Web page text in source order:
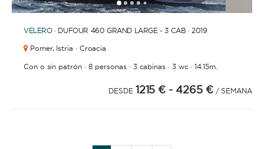
12345 6789101112
VELERO · DUFOUR 460 GRAND LARGE - 3 CAB · 2019
Pomer, Istria · Croacia
Con o sin patrón· 8 personas· 3 cabinas · 3 wc·14.15m.
DESDE 1215 € - 4265 € / SEMANA